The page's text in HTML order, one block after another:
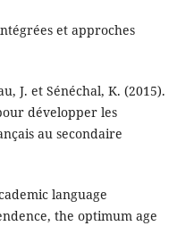
et approches
J. et Sénéchal, K. (2015).
développer les
au secondaire
language
the optimum age